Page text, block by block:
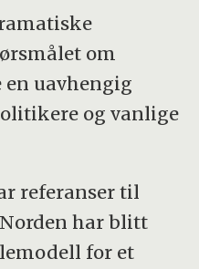
om
uavhengig
og vanlige
referanser til
har blitt
for et